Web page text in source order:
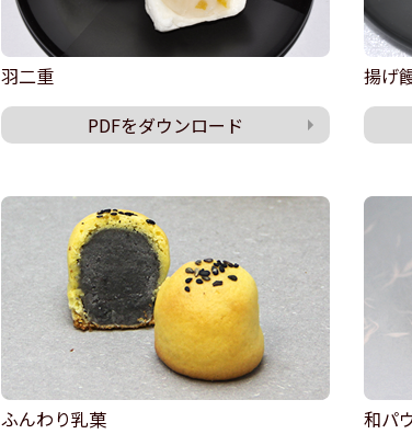
羽二重
PDFをダウンロード
揚げ
ふんわり乳菓
和パ